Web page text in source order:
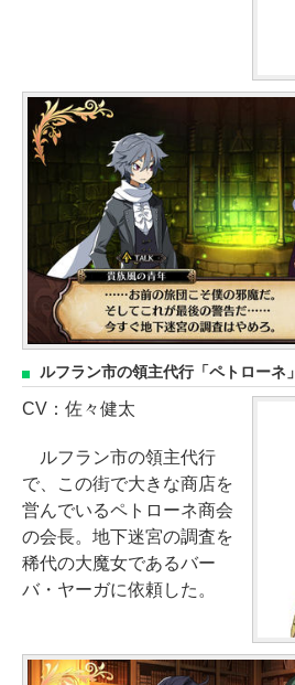
ルフラン市の領主代行「ペトローネ」
CV：佐々健太
ルフラン市の領主代行
で、この街で大きな商店を
営んでいるペトローネ商会
の会長。地下迷宮の調査を
稀代の大魔女であるバー
バ・ヤーガに依頼した。